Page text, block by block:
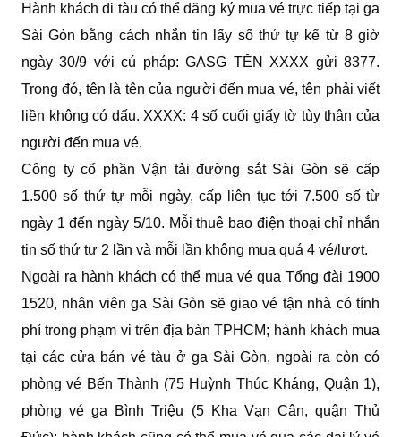
Hành khách đi tàu có thể đăng ký mua vé trực tiếp tại ga
Sài Gòn bằng cách nhắn tin lấy số thứ tự kể từ 8 giờ
ngày 30/9 với cú pháp: GASG TÊN XXXX gửi 8377.
Trong đó, tên là tên của người đến mua vé, tên phải viết
liền không có dấu. XXXX: 4 số cuối giấy tờ tùy thân của
người đến mua vé.
Công ty cổ phần Vận tải đường sắt Sài Gòn sẽ cấp
1.500 số thứ tự mỗi ngày, cấp liên tục tới 7.500 số từ
ngày 1 đến ngày 5/10. Mỗi thuê bao điện thoại chỉ nhắn
tin số thứ tự 2 lần và mỗi lần không mua quá 4 vé/lượt.
Ngoài ra hành khách có thể mua vé qua Tổng đài 1900
1520, nhân viên ga Sài Gòn sẽ giao vé tận nhà có tính
phí trong phạm vi trên địa bàn TPHCM; hành khách mua
tại các cửa bán vé tàu ở ga Sài Gòn, ngoài ra còn có
phòng vé Bến Thành (75 Huỳnh Thúc Kháng, Quận 1),
phòng vé ga Bình Triệu (5 Kha Vạn Cân, quận Thủ